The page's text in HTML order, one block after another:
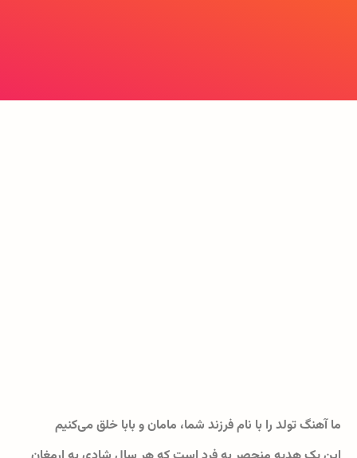
ما آهنگ تولد را با نام فرزند شما، مامان و بابا خلق می‌کنیم